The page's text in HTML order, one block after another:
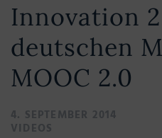
Innovation
deutschen
MOOC 2.0
4. SEPTEMBER 2014
VIDEOS